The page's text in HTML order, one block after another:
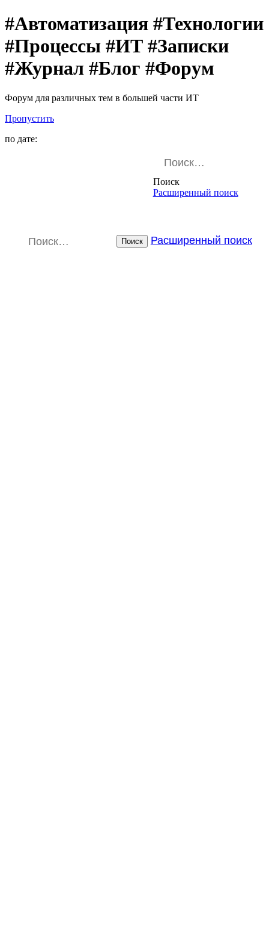
#Автоматизация #Технологии
#Процессы #ИТ #Записки
#Журнал #Блог #Форум
Форум для различных тем в большей части ИТ
Пропустить
Поиск
Расширенный поиск
по дате:
Поиск Расширенный поиск